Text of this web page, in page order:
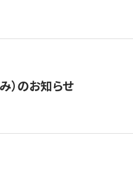
）のお知らせ